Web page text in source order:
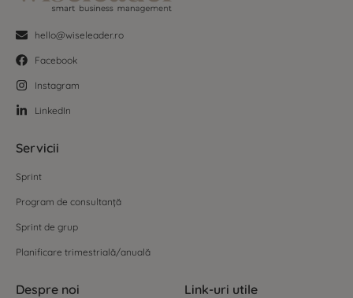
hello@wiseleader.ro
Facebook
Instagram
LinkedIn
Servicii
Sprint
Program de consultanță
Sprint de grup
Planificare trimestrială/anuală
Despre noi Link-uri utile